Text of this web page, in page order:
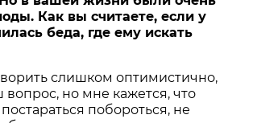
Как вы считаете, если у
беда, где ему искать
слишком оптимистично,
вопрос, но мне кажется, что
побороться, не